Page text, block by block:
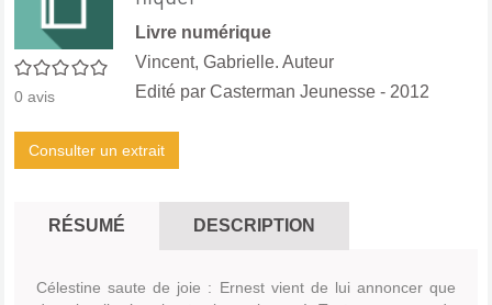
0/5
0 avis
Livre numérique
Vincent, Gabrielle. Auteur
Edité par Casterman Jeunesse - 2012
Consulter un extrait
RÉSUMÉ DESCRIPTION
Célestine saute de joie : Ernest vient de lui annoncer que